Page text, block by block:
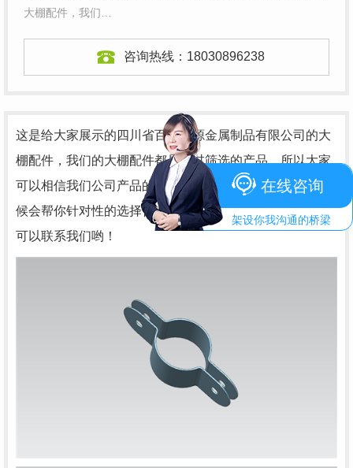
大棚配件，我们…
咨询热线： 18030896238
这是给大家展示的四川省百优聚源金属制品有限公司的大
棚配件，我们的大棚配件都是经过筛选的产品，所以大家
可以相信我们公司产品的质量，并且我们在安装大棚的时
候会帮你针对性的选择合适的四川大棚配件，需要的客户
可以联系我们哟！
在线咨询
架设你我沟通的桥梁